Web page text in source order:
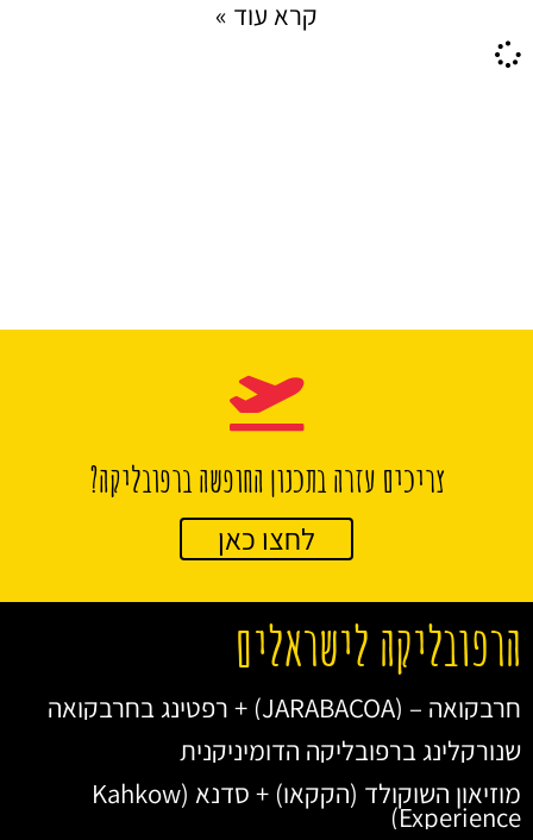
קרא עוד »
צריכים עזרה בתכנון החופשה ברפובליקה?
לחצו כאן
הרפובליקה לישראלים
חרבקואה – (JARABACOA) + רפטינג בחרבקואה
שנורקלינג ברפובליקה הדומיניקנית
מוזיאון השוקולד (הקקאו) + סדנא (Kahkow
Experience)